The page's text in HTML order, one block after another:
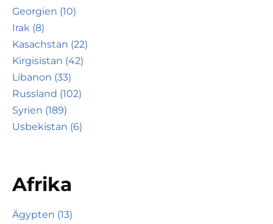
Georgien (10)
Irak (8)
Kasachstan (22)
Kirgisistan (42)
Libanon (33)
Russland (102)
Syrien (189)
Usbekistan (6)
Afrika
Ägypten (13)